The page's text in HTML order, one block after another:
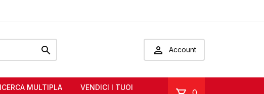
  Account
MULTIPLA
VENDICI I TUOI